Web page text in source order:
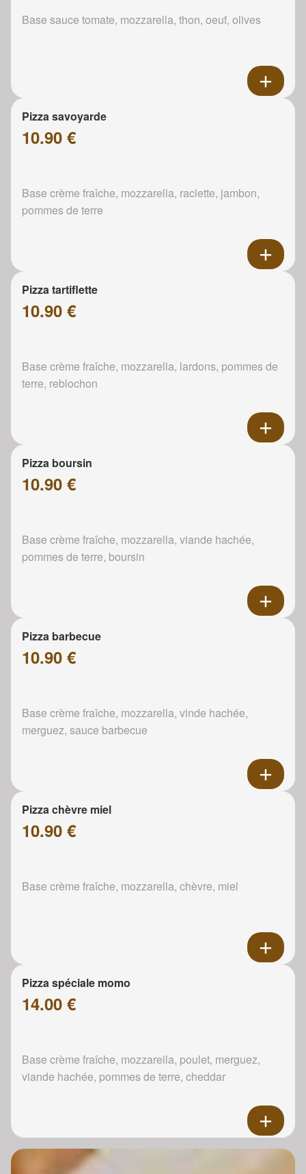
Base sauce tomate, mozzarella, thon, oeuf, olives
Pizza savoyarde
10.90 €
Base crème fraîche, mozzarella, raclette, jambon,
pommes de terre
Pizza tartiflette
10.90 €
Base crème fraîche, mozzarella, lardons, pommes de
terre, reblochon
Pizza boursin
10.90 €
Base crème fraîche, mozzarella, viande hachée,
pommes de terre, boursin
Pizza barbecue
10.90 €
Base crème fraîche, mozzarella, vinde hachée,
merguez, sauce barbecue
Pizza chèvre miel
10.90 €
Base crème fraîche, mozzarella, chèvre, miel
Pizza spéciale momo
14.00 €
Base crème fraîche, mozzarella, poulet, merguez,
viande hachée, pommes de terre, cheddar